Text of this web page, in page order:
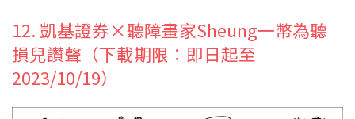
12. 凱基證券×聽障畫家Sheung一幣為聽
損兒讚聲（下載期限：即日起至
2023/10/19）